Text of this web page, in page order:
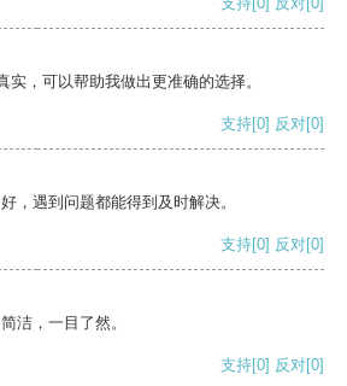
实，可以帮助我做出更准确的选择。
支持[0] 反对[0]
，遇到问题都能得到及时解决。
支持[0] 反对[0]
洁，一目了然。
支持[0] 反对[0]